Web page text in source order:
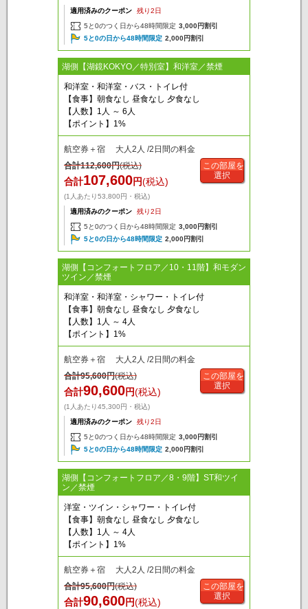
適用済みのクーポン
残り2日
5と0のつく日から48時間限定 3,000円割引
5と0の日から48時間限定 2,000円割引
湖側【湖鏡KOKYO／特別室】和洋室／禁煙
和洋室・和洋室・バス・トイレ付
【食事】朝食なし 昼食なし 夕食なし
【人数】1人 ～ 6人
【ポイント】1%
航空券＋宿 大人2人 /2日間の料金
合計112,600円(税込)
合計107,600円(税込)
(1人あたり53,800円・税込)
適用済みのクーポン
残り2日
5と0のつく日から48時間限定 3,000円割引
5と0の日から48時間限定 2,000円割引
この部屋を
選択
湖側【コンフォートフロア／10・11階】和モダン
ツイン／禁煙
和洋室・和洋室・シャワー・トイレ付
【食事】朝食なし 昼食なし 夕食なし
【人数】1人 ～ 4人
【ポイント】1%
航空券＋宿 大人2人 /2日間の料金
合計95,600円(税込)
合計90,600円(税込)
(1人あたり45,300円・税込)
適用済みのクーポン
残り2日
5と0のつく日から48時間限定 3,000円割引
5と0の日から48時間限定 2,000円割引
この部屋を
選択
湖側【コンフォートフロア／8・9階】ST和ツイ
ン／禁煙
洋室・ツイン・シャワー・トイレ付
【食事】朝食なし 昼食なし 夕食なし
【人数】1人 ～ 4人
【ポイント】1%
航空券＋宿 大人2人 /2日間の料金
合計95,600円(税込)
合計90,600円(税込)
この部屋を
選択